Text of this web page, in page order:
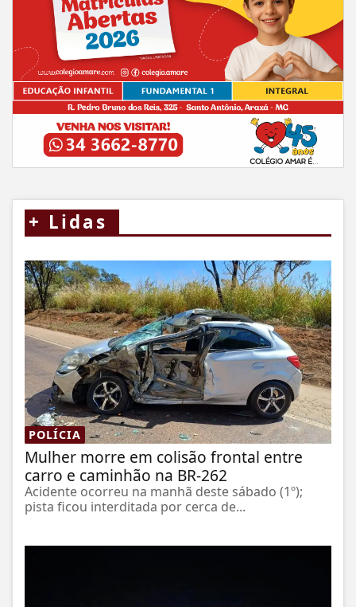
+ Lidas
POLÍCIA
Mulher morre em colisão frontal entre
carro e caminhão na BR-262
Acidente ocorreu na manhã deste sábado (1º);
pista ficou interditada por cerca de...